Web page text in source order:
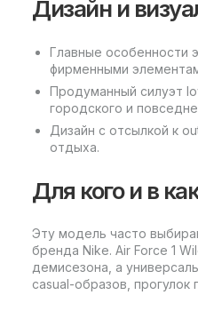
Дизайн и
Главные особенности
фирменными
Продуманный силуэт
городского и
Дизайн с отсылкой к
отдыха.
Для кого и в
Эту модель часто
бренда Nike. Air Force 1
демисезона, а
casual-образов, прогулок